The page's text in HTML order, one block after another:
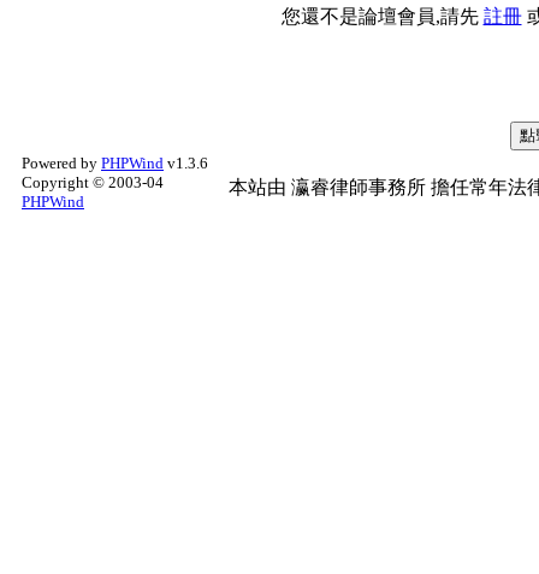
您還不是論壇會員,請先 註冊
Powered by PHPWind v1.3.6
Copyright © 2003-04
PHPWind
本站由 瀛睿律師事務所 擔任常年法